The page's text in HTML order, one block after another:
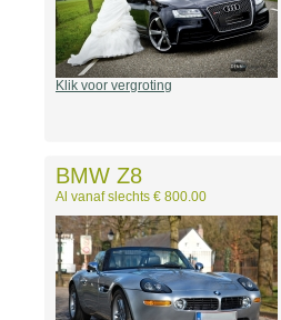
Klik voor vergroting
BMW Z8
Al vanaf slechts € 800.00